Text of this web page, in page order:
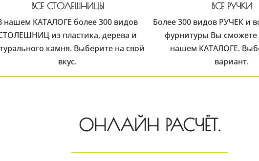
ВСЕ СТОЛЕШНИЦЫ
нашем КАТАЛОГЕ более 300 видов
из пластика, дерева и
камня. Выберите на свой
вкус.
ВСЕ РУЧКИ
Более 300 видов РУЧЕК и
фурнитуры Вы сможете
нашем КАТАЛОГЕ.
вариант.
ОНЛАЙН РАСЧЁТ.